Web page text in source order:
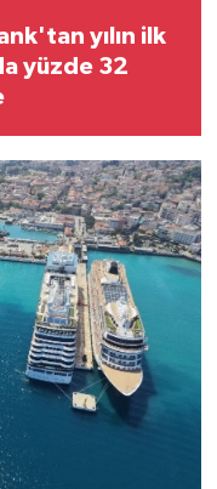
yılın ilk
yüzde 32